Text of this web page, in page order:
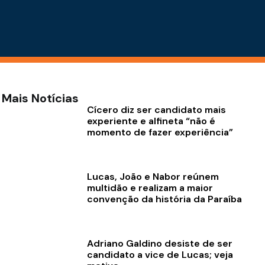
Mais Notícias
Cícero diz ser candidato mais
experiente e alfineta “não é
momento de fazer experiência”
Lucas, João e Nabor reúnem
multidão e realizam a maior
convenção da história da Paraíba
Adriano Galdino desiste de ser
candidato a vice de Lucas; veja